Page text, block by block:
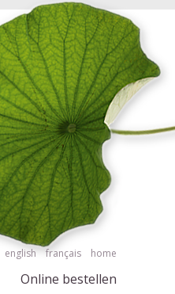
oder Brailliezeile,
english français home
Online bestellen